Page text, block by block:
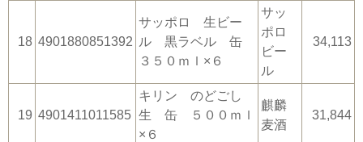
18 4901880851392
サッポロ 生ビー
ル 黒ラベル 缶
３５０ｍｌ×６
サッ
ポロ
ビー
ル
34,113
19 4901411011585
キリン のどごし
生 缶 ５００ｍｌ
×６
麒麟
麦酒
31,844